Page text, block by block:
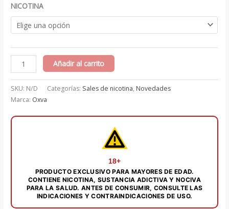
NICOTINA
PASSION
SOUR
APPLE
cantidad
Añadir al carrito
SKU: N/D Categorías: Sales de nicotina, Novedades
Marca: Oxva
18+
PRODUCTO EXCLUSIVO PARA MAYORES DE EDAD.
CONTIENE NICOTINA, SUSTANCIA ADICTIVA Y NOCIVA
PARA LA SALUD. ANTES DE CONSUMIR, CONSULTE LAS
INDICACIONES Y CONTRAINDICACIONES DE USO.